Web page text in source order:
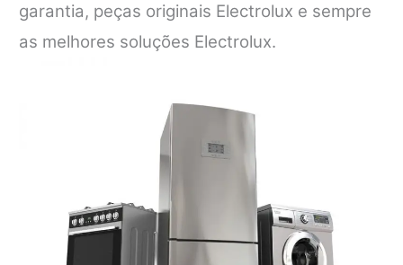
garantia, peças originais Electrolux e sempre
as melhores soluções Electrolux.